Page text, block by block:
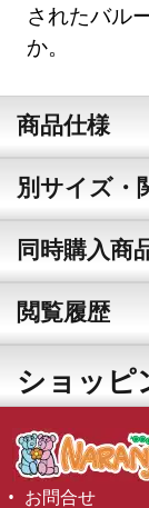
されたバル
か。
商品仕様
別サイズ・
同時購入商
閲覧履歴
ショッピ
お問合せ